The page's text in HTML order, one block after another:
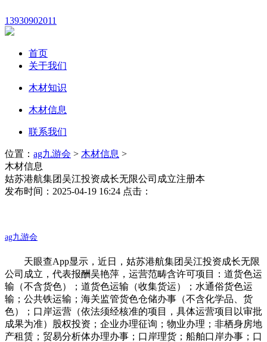
13930902011
首页
关于我们
木材知识
木材信息
联系我们
位置： ag九游会 > 木材信息 >
木材信息
姑苏港航集团吴江投资成长无限公司成立注册本
发布时间：2025-04-19 16:24 点击：
ag九游会
天眼查App显示，近日，姑苏港航集团吴江投资成长无限
公司成立，代表报酬吴艳萍，运营范畴含许可项目：道货色运
输（不含货色）；道货色运输（收集货运）；水通俗货色运
输；公共铁运输；海关监管货色仓储办事（不含化学品、货
色）；口岸运营（依法须经核准的项目，具体运营项目以审批
成果为准）股权投资；企业办理征询；物业办理；非栖身房地
产租赁；贸易分析体办理办事；口岸理货；船舶口岸办事；口